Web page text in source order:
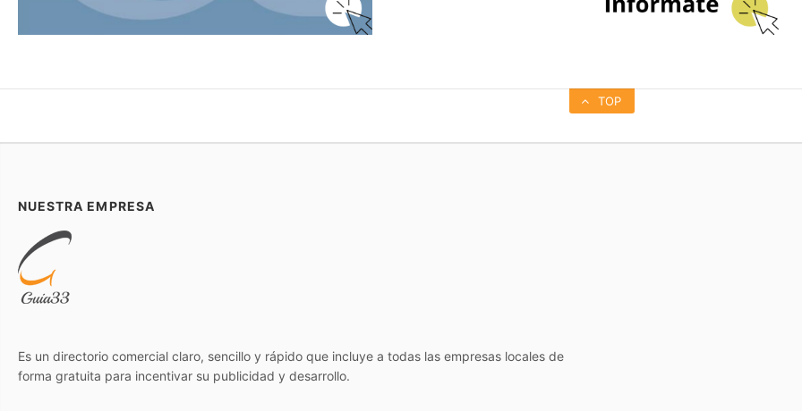
TOP
NUESTRA EMPRESA
Es un directorio comercial claro, sencillo y rápido que incluye a todas las empresas locales de
forma gratuita para incentivar su publicidad y desarrollo.